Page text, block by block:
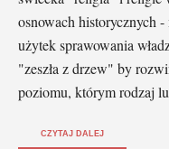
osnowach historycznych
użytek sprawowania
"zeszła z drzew" by
poziomu, którym rodzaj
CZYTAJ DALEJ